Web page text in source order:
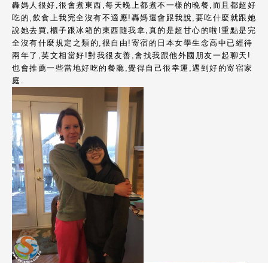
轟媽人很好,很會煮東西,每天晚上都煮不一樣的晚餐,而且都超好
吃的,飲食上我完全沒有不適應!轟媽還會跟我說,要吃什麼就跟她
說她去買,櫃子跟冰箱的東西隨我拿,真的是超甘心的啦!重點是完
全沒有什麼規定之類的,很自由!寄宿的日本女學生念高中已經待
兩年了,英文相當好!對我很友善,會找我跟他外國朋友一起聊天!
也會推薦一些當地好吃的餐廳,覺得自己很幸運,遇到好的寄宿家
庭.